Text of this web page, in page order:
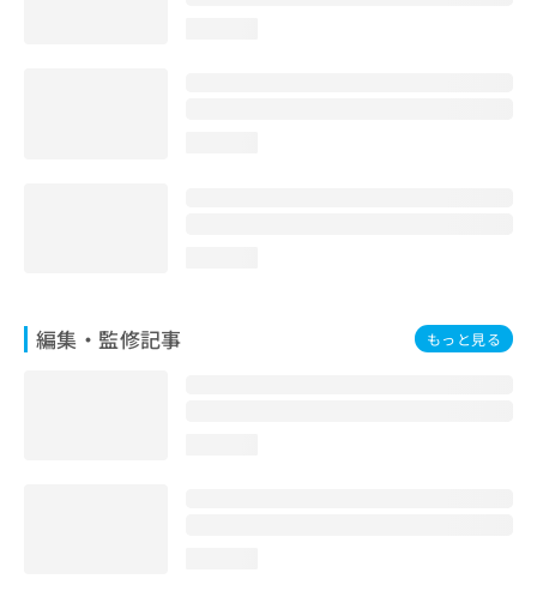
編集・監修記事 もっと見る